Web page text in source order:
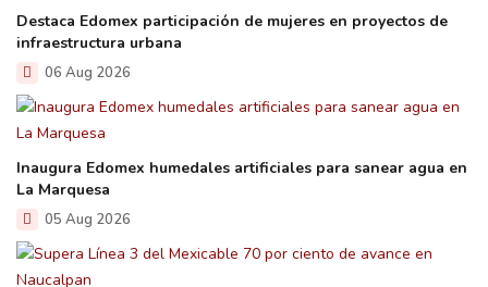
Destaca Edomex participación de mujeres en proyectos de
infraestructura urbana
06 Aug 2026
Inaugura Edomex humedales artificiales para sanear agua en
La Marquesa
05 Aug 2026